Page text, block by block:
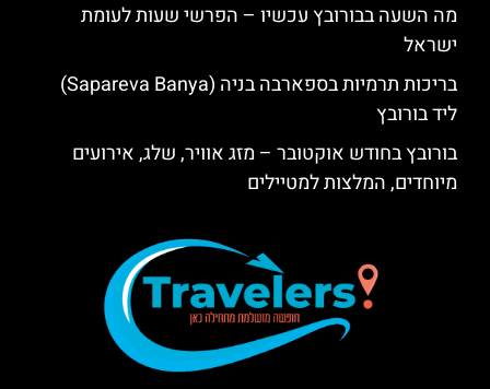
מה השעה בבורובץ עכשיו – הפרשי שעות לעומת
ישראל
בריכות תרמיות בספארבה בניה (Sapareva Banya)
ליד בורובץ
בורובץ בחודש אוקטובר – מזג אוויר, שלג, אירועים
מיוחדים, המלצות למטיילים